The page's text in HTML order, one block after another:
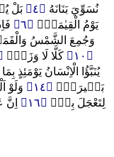
نُسَوِّيَ بَنَانَهُ ﴿٤﴾ بَلْ
يَوْمُ الْقِيٰمَةِۜ ﴿٦﴾
وَجُمِعَ الشَّمْسُ
﴿١٠﴾
كَلَّا لَا وَزَرَۚ
يُنَبَّؤُا الْاِنْسَانُ يَوْمَئِذٍ
بَص۪يرَةٌۙ ﴿١٤﴾ وَلَوْ
لِتَعْجَلَ بِه۪ۜ ﴿١٦﴾ اِنَّ